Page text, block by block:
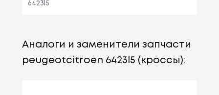
6423l5
Аналоги и заменители запчасти
peugeotcitroen 6423l5 (кроссы):